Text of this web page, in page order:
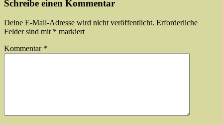
Schreibe einen Kommentar
Deine E-Mail-Adresse wird nicht veröffentlicht. Erforderliche
Felder sind mit * markiert
Kommentar *